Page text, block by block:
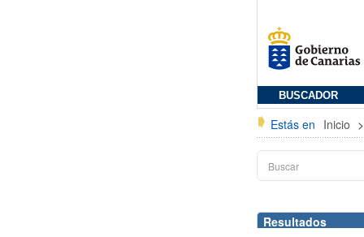
BUSCADOR
Estás en Inicio
Resultados